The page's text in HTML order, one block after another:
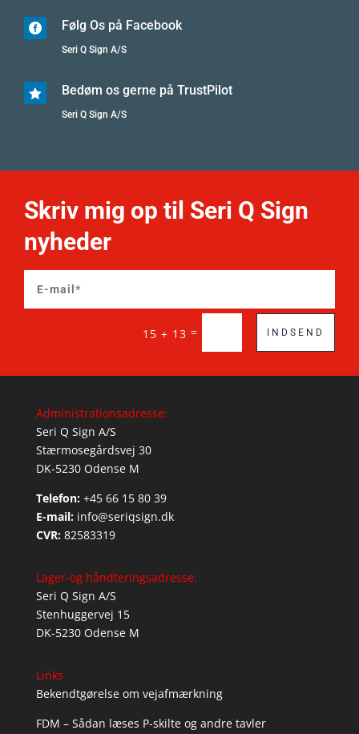
 Følg Os på Facebook
Seri Q Sign A/S
 Bedøm os gerne på TrustPilot
Seri Q Sign A/S
Skriv mig op til Seri Q Sign
nyheder
15 + 13 = INDSEND
Administrationsadresse:
Seri Q Sign A/S
Stærmosegårdsvej 30
DK-5230 Odense M
Telefon: +45 66 15 80 39
E-mail: info@seriqsign.dk
CVR: 82583319
Lager-og håndteringsadresse:
Seri Q Sign A/S
Stenhuggervej 15
DK-5230 Odense M
Links
Bekendtgørelse om vejafmærkning
FDM – Sådan læses P-skilte og andre tavler